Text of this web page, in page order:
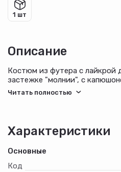
1 шт
Описание
Костюм из футера с лайкрой
застежке "молнии", с
рельефах полочек, рукавами
посадки на талии.
средних швов рукавов и по
Характеристики
Основные
Код